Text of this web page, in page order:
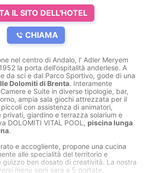
IL SITO DELL'HOTEL
CHIAMA
nel centro di Andalo, l' Adler Meryem
la porta dell’ospitalità anderlese. A
da sci e dal Parco Sportivo, gode di una
Dolomiti di Brenta. Interamente
e Suite in diverse tipologie, bar,
ampia sala giochi attrezzata per il
con assistenza di animatori,
giardino e terrazza solarium e
DOLOMITI VITAL POOL, piscina lunga
.
e accogliente, propone una cucina
alle specialità del territorio e
guizzo ben dosato di creatività. La nostra
menù ogni sera a 5 portate,